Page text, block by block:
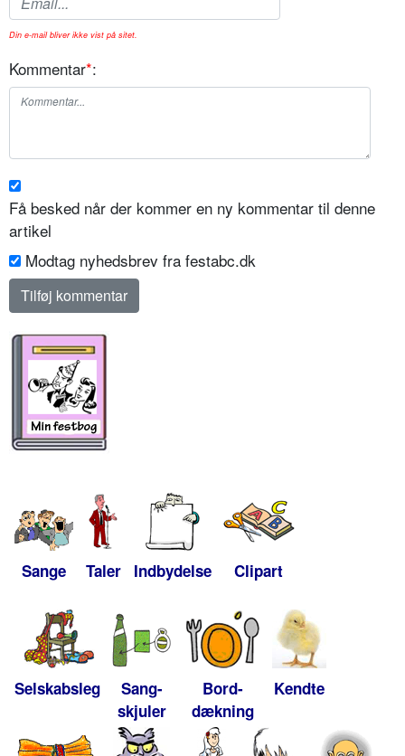
Din e-mail bliver ikke vist på sitet.
Kommentar*:
Få besked når der kommer en ny kommentar til denne
artikel
Modtag nyhedsbrev fra festabc.dk
Sange Taler Indbydelse Clipart
Selskabsleg
Sang-
skjuler
Bord-
dækning
Kendte